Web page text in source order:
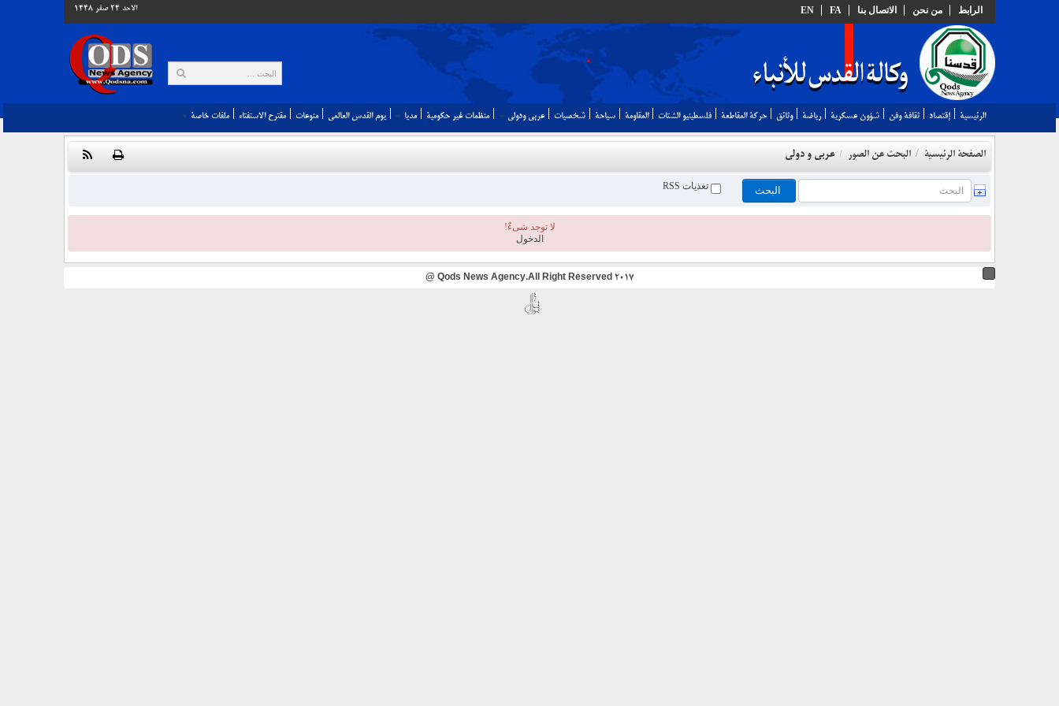
الرابط من نحن الاتصال بنا FA
EN الاحد 24 صفر 1448
الرئيسية إقتصاد ثقافة وفن شؤون عسكرية رياضة وثائق حركة المقاطعة فلسطينيو الشتات المقاومة سياحة شخصيات عربي ودولي منظمات غير حكومية مديا يوم القدس العالمي‬‎ منوعات مقترح الاستفتاء ملفات خاصة
الصفحة الرئيسية / البحث عن الصور / عربي و دولي
تغذيات RSS
لا توجد شیءٌ!
الدخول
2017 Qods News Agency.All Right Reserved @